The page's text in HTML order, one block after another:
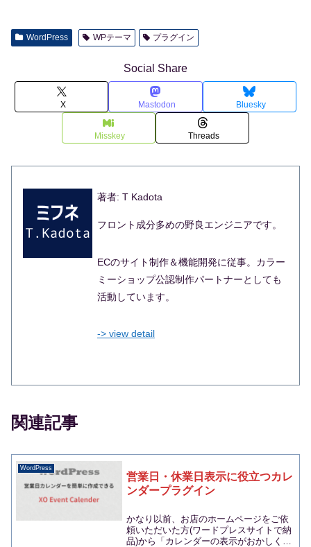
WordPress WPテーマ プラグイン
Social Share
X Mastodon Bluesky
Misskey Threads
著者: T Kadota
フロント成分多めの野良エンジニアです。
ECのサイト制作＆機能開発に従事。カラー
ミーショップ公認制作パートナーとしても
活動しています。
-> view detail
関連記事
WordPress
営業日・休業日表示に役立つカレ
ンダープラグイン
かなり以前、お店のホームページをご依
頼いただいた方(ワードプレスサイトで納
品)から「カレンダーの表示がおかしくな